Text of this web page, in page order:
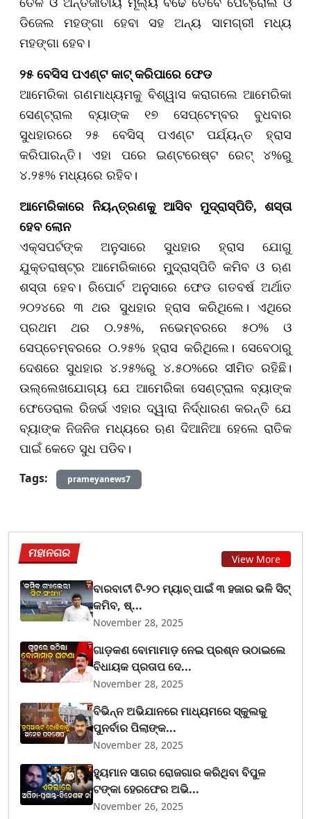
ଡିଜେଲ ମହଙ୍ଗା ହେବା ସହ ଅନ୍ୟ ସାମଗ୍ରୀ ମଧ୍ୟ
ମହଙ୍ଗା ହେବ।
୨୫ ବେସିସ ପଏଣ୍ଟ କାଟ୍ କରିପାରେ ଫେଡ
ଆମେରିକା ଗଣମାଧ୍ୟମକୁ ବିଶ୍ୱାସ କରାଗଲେ ଆମେରିକା
ସେଣ୍ଟ୍ରାଲ ବ୍ୟାଙ୍କ ୧୭ ସେପ୍ଟେମ୍ବର ବୁଧବାର
ସୁଧହାରରେ ୨୫ ବେସିସ୍ ପଏଣ୍ଟ ପର୍ଯ୍ୟନ୍ତ ହ୍ରାସ
କରିପାରନ୍ତି। ଏହା ପରେ ଇଣ୍ଟରେଷ୍ଟ ରେଟ୍ ୪%ରୁ
୪.୨୫% ମଧ୍ୟରେ ରହିବ।
ଆମେରିକାରେ ନିୟନ୍ତ୍ରଣକୁ ଆସିବ ମୁଦ୍ରାସ୍ପିତି, ଶସ୍ତା
ହେବ ଲୋନ
ଏକ୍ସପର୍ଟଙ୍କ ଅନୁସାରେ ସୁଧହାର ହ୍ରାସ ଯୋଗୁ
ଯୁକ୍ତରାଷ୍ଟ୍ର ଆମେରିକାରେ ମୁ୍ଦ୍ରାସ୍ପିତି କମିବ ଓ ଋଣ
ଶସ୍ତା ହେବ। ରିପୋର୍ଟ ଅନୁସାରେ ଫେଡ ଗତବର୍ଷ ଅର୍ଥାତ
୨୦୨୪ରେ ୩ ଥର ସୁଧହାର ହ୍ରାସ କରିଥିଲେ। ଏଥିରେ
ପ୍ରଥମ ଥର ୦.୨୫%, ନଭେମ୍ବରରେ ୫୦% ଓ
ସେପ୍ଚେମ୍ବରରେ ୦.୨୫% ହ୍ରାସ କରିଥିଲେ। ସେବେଠାରୁ
ଦେଶରେ ସୁଧହାର ୪.୨୫%ରୁ ୪.୫୦%ରେ ସୀମିତ ରହିଛି।
ଉଲ୍ଲେଖଯୋଗ୍ୟ ଯେ ଆମେରିକା ସେଣ୍ଟ୍ରାଲ ବ୍ୟାଙ୍କ
ଫେଡେରାଲ ରିଜର୍ଭ ଏହାର ଦ୍ୱାରା ନିର୍ଦ୍ଧାରଣ କରନ୍ତି ଯେ
ବ୍ୟାଙ୍କ ନିଜନିଜ ମଧ୍ୟରେ ଋଣ ଦିଆନିଆ ହେଲେ ରାତିକ
ପାଇଁ କେତେ ସୁଧ ପଡିବ।
Tags: prameyanews7
ମହାନଗର View More
ବାରବାଟୀ ଟି-୨୦ ମ୍ୟାଚ୍ ପାଇଁ ୩ ହଜାର ଭଳି ସିଟ୍
କମିବ, ଷ୍...
November 28, 2025
ଗାଡ଼କଣ ବୋମାମାଡ଼ ନେଇ ପ୍ରଶ୍ନ ଉଠାଇଲେ
ବିଧାୟକ ପ୍ରତାପ ଦେ...
November 28, 2025
ବିଭିନ୍ନ ଅଭିଯାନରେ ମାଧ୍ୟମରେ ସ୍କୁଲକୁ
ପୁନର୍ବାର ପିଲାଙ୍କ...
November 28, 2025
ହ୍ୟୁମାନ ସାଗର ରୋଜଗାର କରିଥିବା ବିପୁଳ
ଟଙ୍କା ହେରଫେର ଅଭି...
November 26, 2025